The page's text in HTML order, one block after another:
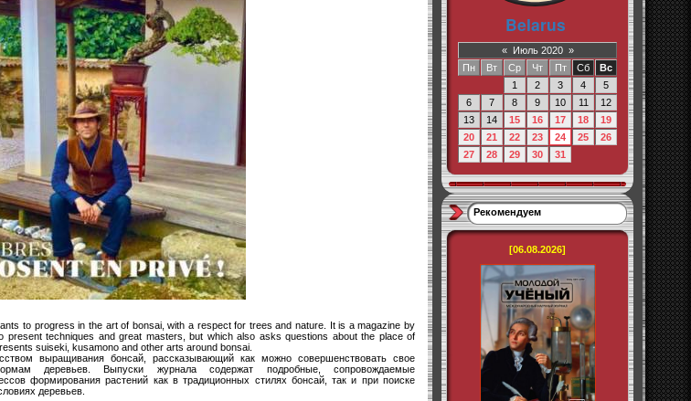
to progress in the art of bonsai, with a respect for trees and nature. It is a magazine by
techniques and great masters, but which also asks questions about the place of
suiseki, kusamono and other arts around bonsai.
выращивания бонсай, рассказывающий как можно совершенствовать свое
деревьев. Выпуски журнала содержат подробные, сопровождаемые
формирования растений как в традиционных стилях бонсай, так и при поиске
деревьев.
« Июль 2020 »
Пн
Вт Ср Чт Пт Сб
Вс
1
2 3 4
5
6
7 8 9 10 11
12
13
14 15 16 17 18
19
20
21 22 23 24 25
26
27
28 29 30 31
Рекомендуем
[06.08.2026]